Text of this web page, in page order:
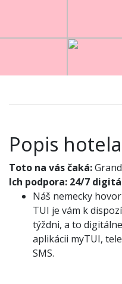
Popis hotela
Toto na vás čaká:
Ich podpora: 24/7
Náš nemecky
TUI je vám k
týždni, a to
aplikácii myTUI,
SMS.